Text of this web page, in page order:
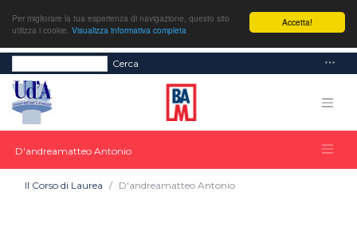
Accetta!
Per migliorare la tua esperienza di navigazione, questo sito
utilizza i cookie. Visualizza informativa completa
Cerca
D'andreamatteo Antonio
Il Corso di Laurea D'andreamatteo Antonio